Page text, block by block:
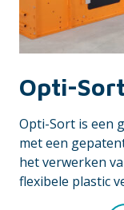
Opti-Sort
Opti-Sort is een
met een
het verwerken
flexibele plastic